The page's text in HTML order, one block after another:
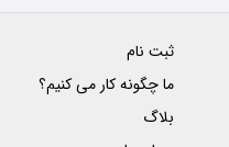
ثبت نام
ما چگونه کار می کنیم؟
بلاگ